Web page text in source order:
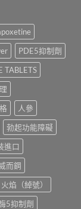
PDE5抑制劑
TABLETS
人參
勃起功能障礙
進口
而鋼
火焰（綽號）
5抑制劑